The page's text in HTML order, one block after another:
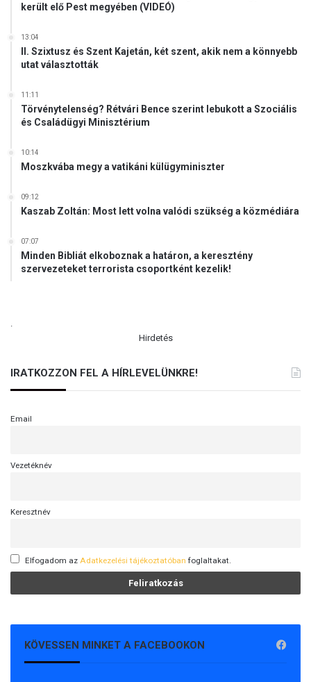
került elő Pest megyében (VIDEÓ)
13:04
II. Szixtusz és Szent Kajetán, két szent, akik nem a könnyebb
utat választották
11:11
Törvénytelenség? Rétvári Bence szerint lebukott a Szociális
és Családügyi Minisztérium
10:14
Moszkvába megy a vatikáni külügyminiszter
09:12
Kaszab Zoltán: Most lett volna valódi szükség a közmédiára
07:07
Minden Bibliát elkoboznak a határon, a keresztény
szervezeteket terrorista csoportként kezelik!
Hirdetés
IRATKOZZON FEL A HÍRLEVELÜNKRE!
Email
Vezetéknév
Keresztnév
Elfogadom az Adatkezelési tájékoztatóban foglaltakat.
KÖVESSEN MINKET A FACEBOOKON